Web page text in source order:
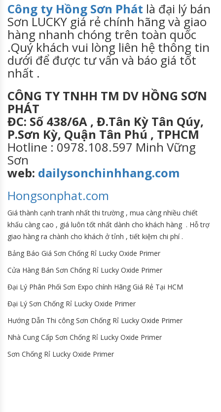
Công ty Hồng Sơn Phát là đại lý bán
Sơn LUCKY giá rẻ chính hãng và giao
hàng nhanh chóng trên toàn quốc
.Quý khách vui lòng liên hệ thông tin
dưới để được tư vấn và báo giá tốt
nhất .
CÔNG TY TNHH TM DV HỒNG SƠN
PHÁT
ĐC: Số 438/6A , Đ.Tân Kỳ Tân Qúy,
P.Sơn Kỳ, Quận Tân Phú , TPHCM
Hotline : 0978.108.597 Minh Vững
Sơn
web: dailysonchinhhang.com
Hongsonphat.com
Giá thành cạnh tranh nhất thi trường , mua càng nhiều chiết
khấu càng cao , giá luôn tốt nhất dành cho khách hàng . Hỗ trợ
giao hàng ra chành cho khách ở tỉnh , tiết kiệm chi phí .
Bảng Báo Giá Sơn Chống Rỉ Lucky Oxide Primer
Cửa Hàng Bán Sơn Chống Rỉ Lucky Oxide Primer
Đại Lý Phân Phối Sơn Expo chính Hãng Giá Rẻ Tại HCM
Đại Lý Sơn Chống Rỉ Lucky Oxide Primer
Hướng Dẫn Thi công Sơn Chống Rỉ Lucky Oxide Primer
Nhà Cung Cấp Sơn Chống Rỉ Lucky Oxide Primer
Sơn Chống Rỉ Lucky Oxide Primer